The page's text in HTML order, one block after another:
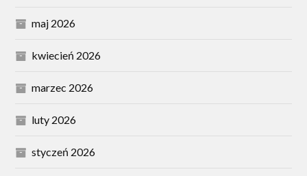
maj 2026
kwiecień 2026
marzec 2026
luty 2026
styczeń 2026